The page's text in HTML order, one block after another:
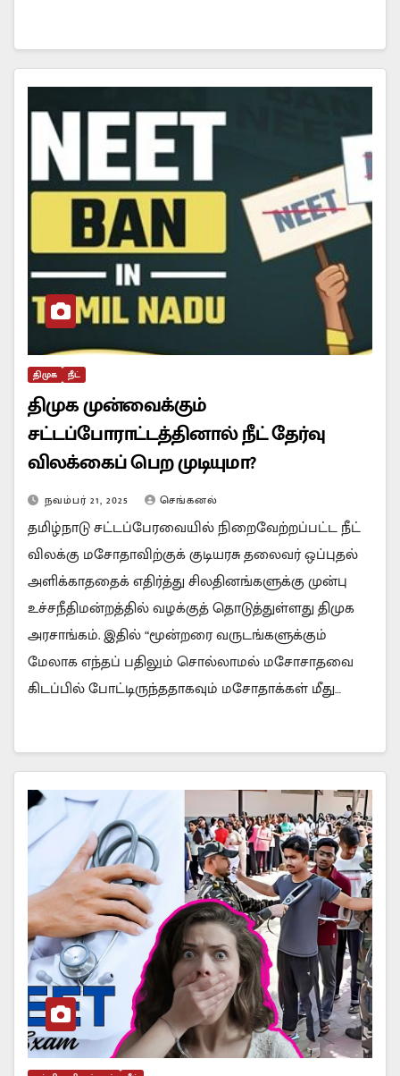
திமுக நீட்
திமுக முன்வைக்கும்
சட்டப்போராட்டத்தினால் நீட் தேர்வு
விலக்கைப் பெற முடியுமா?
நவம்பர் 21, 2025 செங்கனல்
தமிழ்நாடு சட்டப்பேரவையில் நிறைவேற்றப்பட்ட நீட்
விலக்கு மசோதாவிற்குக் குடியரசு தலைவர் ஒப்புதல்
அளிக்காததைக் எதிர்த்து சிலதினங்களுக்கு முன்பு
உச்சநீதிமன்றத்தில் வழக்குத் தொடுத்துள்ளது திமுக
அரசாங்கம். இதில் “மூன்றரை வருடங்களுக்கும்
மேலாக எந்தப் பதிலும் சொல்லாமல் மசோசாதவை
கிடப்பில் போட்டிருந்ததாகவும் மசோதாக்கள் மீது…